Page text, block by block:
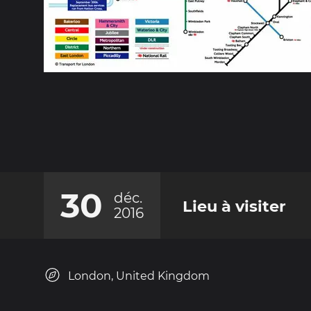
30
déc.
2016
Lieu à visiter
London, United Kingdom